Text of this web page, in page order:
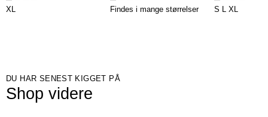
XL
Findes i mange størrelser
S
XL
DU HAR SENEST KIGGET PÅ
Shop videre